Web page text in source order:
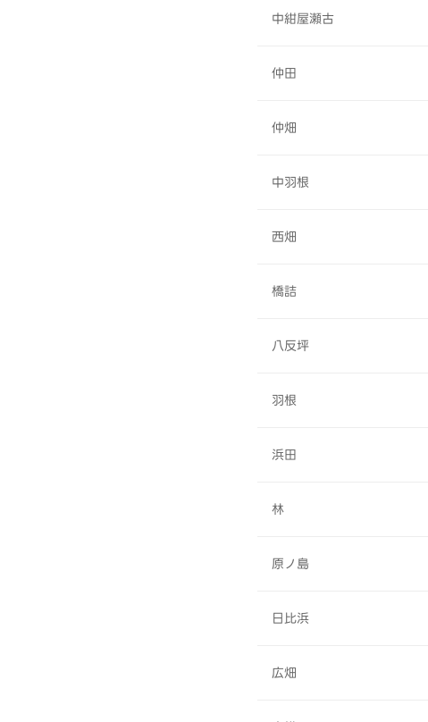
中紺屋瀬古
仲田
仲畑
中羽根
西畑
橋詰
八反坪
羽根
浜田
林
原ノ島
日比浜
広畑